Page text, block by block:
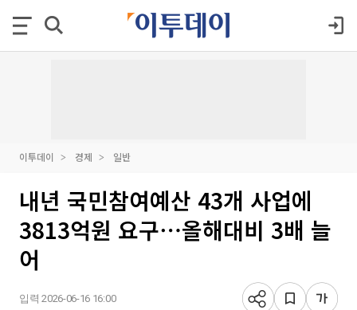
이투데이 경제 일반
내년 국민참여예산 43개 사업에
3813억원 요구⋯올해대비 3배 늘
어
입력 2026-06-16 16:00